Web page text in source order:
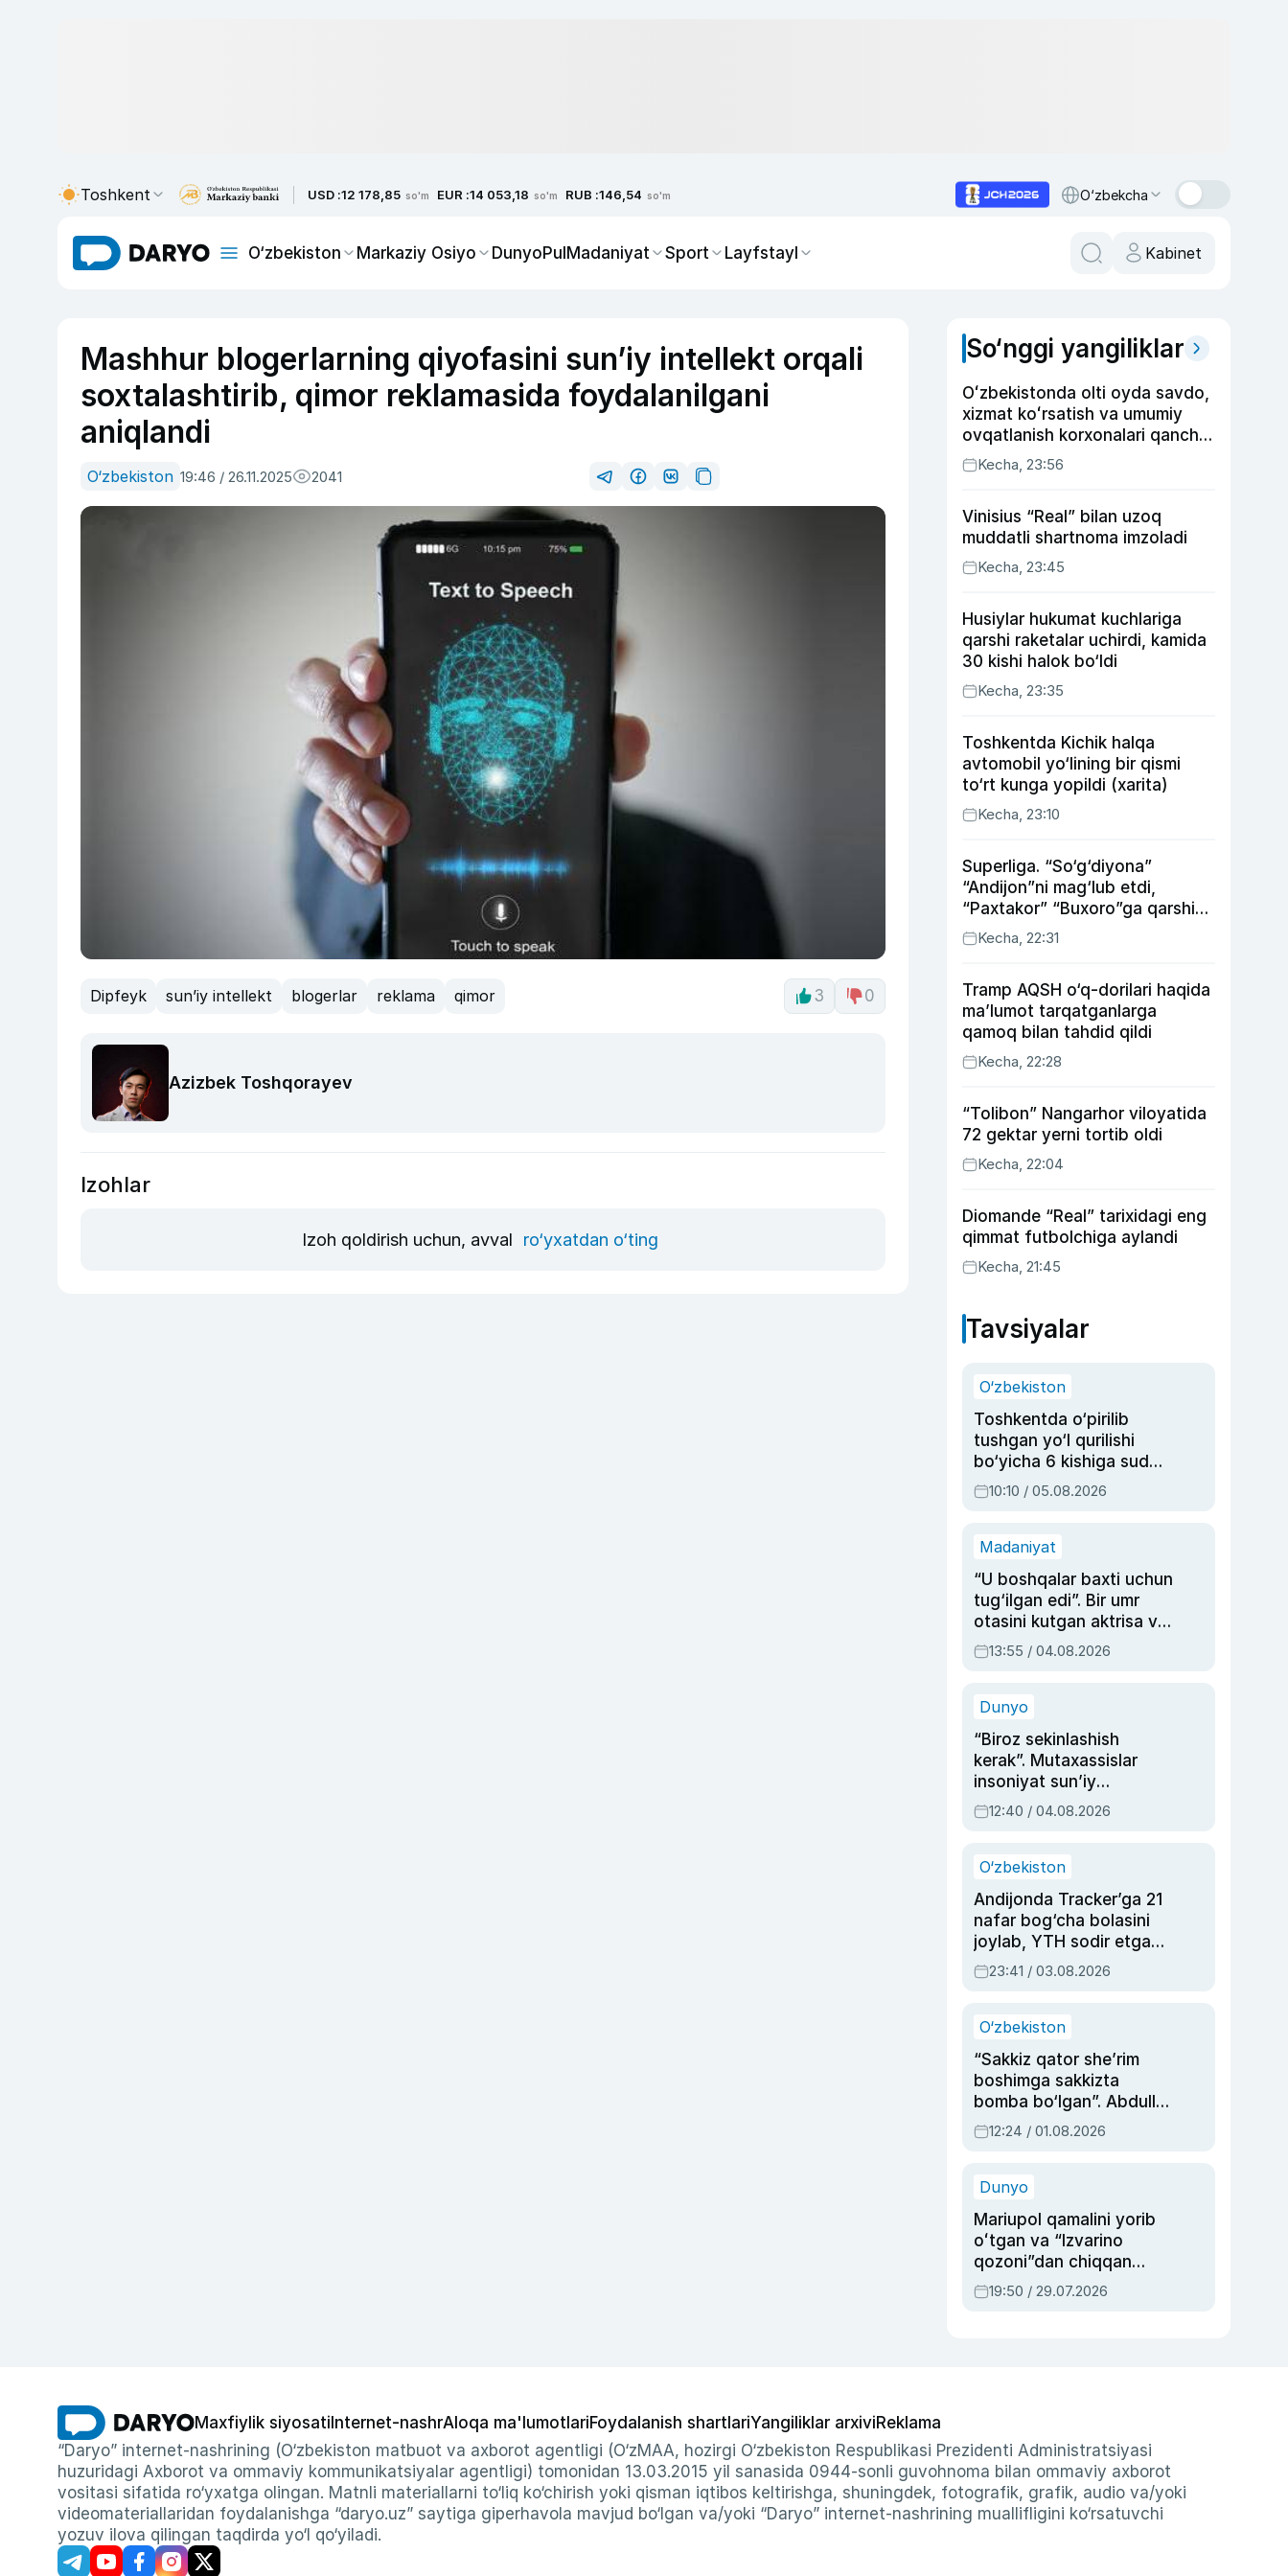
Toshkent USD :12 178,85 so'm EUR :14 053,18 so'm RUB :146,54 so'm O‘zbekcha
O‘zbekiston Markaziy Osiyo DunyoPulMadaniyat Sport Layfstayl Kabinet
Mashhur blogerlarning qiyofasini sunʼiy intellekt orqali
soxtalashtirib, qimor reklamasida foydalanilgani
aniqlandi
O‘zbekiston 19:46 / 26.11.2025 2041
Dipfeyk sunʼiy intellekt blogerlar reklama qimor 3 0
Azizbek Toshqorayev
Izohlar
Izoh qoldirish uchun, avval ro‘yxatdan o‘ting
So‘nggi yangiliklar
Oʻzbekistonda olti oyda savdo,
xizmat koʻrsatish va umumiy
ovqatlanish korxonalari qancha
soliq toʻlagani ochiqlandi
Kecha, 23:56
Vinisius “Real” bilan uzoq
muddatli shartnoma imzoladi
Kecha, 23:45
Husiylar hukumat kuchlariga
qarshi raketalar uchirdi, kamida
30 kishi halok bo‘ldi
Kecha, 23:35
Toshkentda Kichik halqa
avtomobil yo‘lining bir qismi
to‘rt kunga yopildi (xarita)
Kecha, 23:10
Superliga. “So‘g‘diyona”
“Andijon”ni mag‘lub etdi,
“Paxtakor” “Buxoro”ga qarshi
bahsda g‘alabani qo‘ldan
chiqardi
Kecha, 22:31
Tramp AQSH o‘q-dorilari haqida
ma’lumot tarqatganlarga
qamoq bilan tahdid qildi
Kecha, 22:28
“Tolibon” Nangarhor viloyatida
72 gektar yerni tortib oldi
Kecha, 22:04
Diomande “Real” tarixidagi eng
qimmat futbolchiga aylandi
Kecha, 21:45
Tavsiyalar
O‘zbekiston
Toshkentda o‘pirilib
tushgan yo‘l qurilishi
bo‘yicha 6 kishiga sud
hukmi o‘qildi
10:10 / 05.08.2026
Madaniyat
“U boshqalar baxti uchun
tug‘ilgan edi”. Bir umr
otasini kutgan aktrisa va
dublyaj ustasi Rimma
Ahmedovaning
13:55 / 04.08.2026
Dunyo
“Biroz sekinlashish
kerak”. Mutaxassislar
insoniyat sun’iy
intellektni boshqara
olmay qolishidan xavotir
12:40 / 04.08.2026
O‘zbekiston
Andijonda Tracker’ga 21
nafar bog‘cha bolasini
joylab, YTH sodir etgan
ayolga sud hukmi o‘qildi
23:41 / 03.08.2026
O‘zbekiston
“Sakkiz qator she’rim
boshimga sakkizta
bomba bo‘lgan”. Abdulla
Oripovni siyosiy
ayblovlardan asrab
12:24 / 01.08.2026
Dunyo
Mariupol qamalini yorib
oʻtgan va “Izvarino
qozoni”dan chiqqan
qahramon — Ukraina
armiyasi bosh
19:50 / 29.07.2026
Maxfiylik siyosati Internet-nashrAloqa ma'lumotlariFoydalanish shartlariYangiliklar arxiviReklama
“Daryo” internet-nashrining (O‘zbekiston matbuot va axborot agentligi (O‘zMAA, hozirgi O‘zbekiston Respublikasi Prezidenti Administratsiyasi
huzuridagi Axborot va ommaviy kommunikatsiyalar agentligi) tomonidan 13.03.2015 yil sanasida 0944-sonli guvohnoma bilan ommaviy axborot
vositasi sifatida ro‘yxatga olingan. Matnli materiallarni to‘liq ko‘chirish yoki qisman iqtibos keltirishga, shuningdek, fotografik, grafik, audio va/yoki
videomateriallaridan foydalanishga “daryo.uz” saytiga giperhavola mavjud bo‘lgan va/yoki “Daryo” internet-nashrining muallifligini ko‘rsatuvchi
yozuv ilova qilingan taqdirda yo‘l qo‘yiladi.